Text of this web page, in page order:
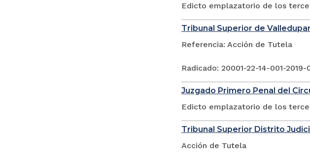
Edicto emplazatorio de los
Tribunal Superior de
Referencia: Acción de Tutela
Radicado: 20001-22-14-001-2019-
Juzgado Primero Penal del
Edicto emplazatorio de los
Tribunal Superior Distrito
Acción de Tutela